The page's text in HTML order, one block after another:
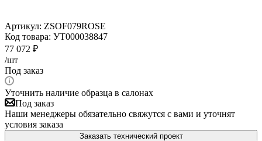
Артикул: ZSOF079ROSE
Код товара: УТ000038847
77 072 ₽
/шт
Под заказ
Уточнить наличие образца в салонах
Под заказ
Наши менеджеры обязательно свяжутся с вами и уточнят
условия заказа
Заказать технический проект